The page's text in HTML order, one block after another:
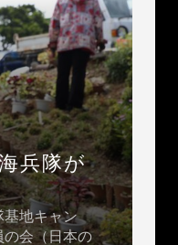
兵隊が
基地キャン
の会（日本の